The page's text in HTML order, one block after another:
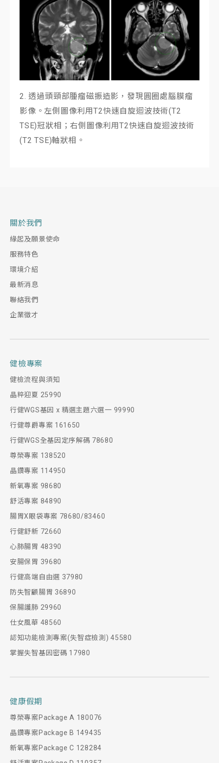
2. 透過頭頸部腫瘤磁振造影，發現圓圈處腦膜瘤
影像。左側圖像利用T2快速自旋迴波技術(T2
TSE)冠狀相；右側圖像利用T2快速自旋迴波技術
(T2 TSE)軸狀相。
且有效的檢查診斷工具。原理在於X光穿透人體而
獲得影像資料，經高階電腦運算後，使其各器官
組織數據以2D切面和3D立體方式呈現影像。對於
全身器官如：頭部、肺部、心臟、腹部與脊椎等
之解剖構造，可一層層來檢視讓各器官組織的病
灶清楚呈現，進一步確認疾病型態或腫瘤之位
置、大小與侵犯周圍組織等重要訊息。
Spectral CT 全新升級
*光譜斷層掃瞄 彩色顯影腫瘤定性
*雙層偵檢技術 處理效率升級
*AI輔助判別心肺異常 效率提升
*獨家心臟假影晃動校正 清晰診斷
適用之健檢方案
舒活專案84890
新氧專案98680
晶鑽專案114950
尊榮專案138520
高解析度超音波
非侵入性、即時性且便利又迅速的優點，能清楚
偵測及定位軟組織腫瘤和鈣化，以作為疾病診斷
和追蹤之用。
BreastUltrasound：
有乳房病史者。
有乳癌家族病史（特別是母親或姊妹得過乳
癌）。
消化道內視鏡
載AI智能軟體，智慧對焦鎖定異常病灶，輔助醫
師大腸鏡檢查時分析影像並即時標註瘜肉位置，
尤其可協助辨別容易被忽略或形狀較微小、扁平
類型的瘜肉及降低誤判機率。檢查過程採用二氧
化碳充氣系統，大幅減少腸道檢後不適（如：腹
脹、腹痛等）。
軟式內視鏡的發展，使得內視鏡可安全地分別由
口腔及肛門進入人體，以觀察體內狀況，部份內
視鏡同時具備治療功能。例如消化道內視鏡，可
做快速且精細的檢查，並在發現病灶時同步進行
切片。
無痛消化道內視鏡檢查(胃鏡或大腸鏡)在執行前，
需由麻醉科及腸胃科醫師評估風險，再施以靜脈
注射止痛鎮靜藥物，可輔助檢查順利完成外，更
使您免除不適與恐懼，讓您在身心放鬆的睡眠狀
態下，檢視消化道內是否有發炎、潰瘍、瘜肉、
腫瘤，以便進一步處置或治療。
適用之健檢方案
尊榮專案138520
關於我們
緣起及願景使命
服務特色
環境介紹
最新消息
聯絡我們
企業徵才
健檢專案
健檢流程與須知
晶粹迎夏 25990
行健WGS基因 x 精選主題六選一 99990
行健尊爵專案 161650
行健WGS全基因定序解碼 78680
尊榮專案 138520
晶鑽專案 114950
新氧專案 98680
舒活專案 84890
腸胃X眼袋專案 78680/83460
行健舒新 72660
心肺腸胃 48390
安腸保胃 39680
行健高端自由選 37980
防失智顧腸胃 36890
保腸護肺 29960
仕女風華 48560
認知功能檢測專案(失智症檢測) 45580
掌握失智基因密碼 17980
健康假期
尊榮專案Package A 180076
晶鑽專案Package B 149435
新氧專案Package C 128284